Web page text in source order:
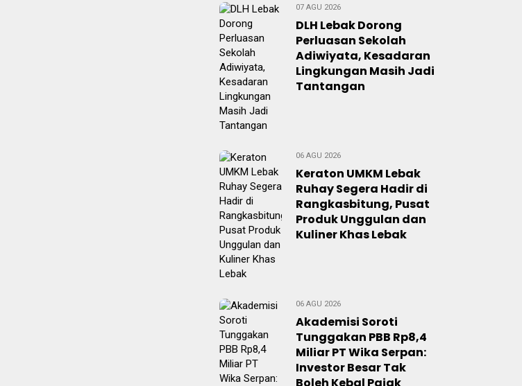
07 AGU 2026
DLH Lebak Dorong
Perluasan Sekolah
Adiwiyata, Kesadaran
Lingkungan Masih Jadi
Tantangan
06 AGU 2026
Keraton UMKM Lebak
Ruhay Segera Hadir di
Rangkasbitung, Pusat
Produk Unggulan dan
Kuliner Khas Lebak
06 AGU 2026
Akademisi Soroti
Tunggakan PBB Rp8,4
Miliar PT Wika Serpan:
Investor Besar Tak